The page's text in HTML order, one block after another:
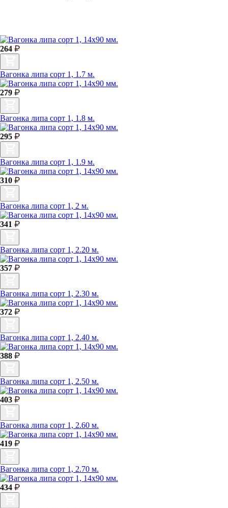
264
Вагонка липа сорт 1, 1.7 м.
279
Вагонка липа сорт 1, 1.8 м.
295
Вагонка липа сорт 1, 1.9 м.
310
Вагонка липа сорт 1, 2 м.
341
Вагонка липа сорт 1, 2.20 м.
357
Вагонка липа сорт 1, 2.30 м.
372
Вагонка липа сорт 1, 2.40 м.
388
Вагонка липа сорт 1, 2.50 м.
403
Вагонка липа сорт 1, 2.60 м.
419
Вагонка липа сорт 1, 2.70 м.
434